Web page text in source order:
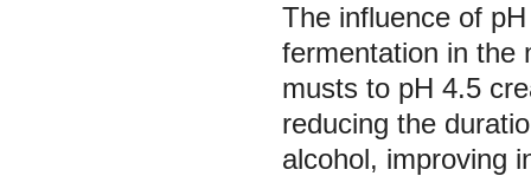
The influence of
fermentation in the
musts to pH 4.5
reducing the
alcohol, improving